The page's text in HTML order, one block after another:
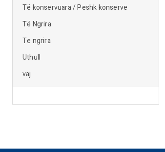
Të konservuara / Peshk konserve
Të Ngrira
Te ngrira
Uthull
vaj